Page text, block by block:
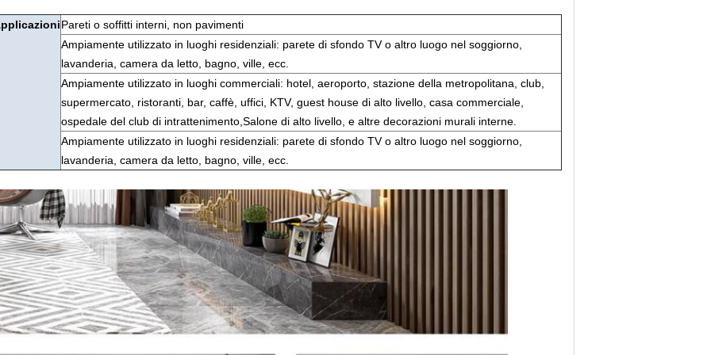
Pareti o soffitti interni, non pavimenti
Ampiamente utilizzato in luoghi residenziali: parete di sfondo TV o altro luogo nel soggiorno,
lavanderia, camera da letto, bagno, ville, ecc.
Ampiamente utilizzato in luoghi commerciali: hotel, aeroporto, stazione della metropolitana, club,
supermercato, ristoranti, bar, caffè, uffici, KTV, guest house di alto livello, casa commerciale,
ospedale del club di intrattenimento,Salone di alto livello, e altre decorazioni murali interne.
Ampiamente utilizzato in luoghi residenziali: parete di sfondo TV o altro luogo nel soggiorno,
lavanderia, camera da letto, bagno, ville, ecc.